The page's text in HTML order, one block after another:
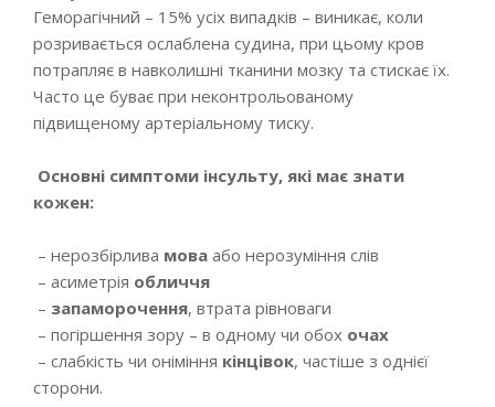
Геморагічний – 15% усіх випадків – виникає, коли
розривається ослаблена судина, при цьому кров
потрапляє в навколишні тканини мозку та стискає їх.
Часто це буває при неконтрольованому
підвищеному артеріальному тиску.
Основні симптоми інсульту, які має знати
кожен:
– нерозбірлива мова або нерозуміння слів
– асиметрія обличчя
– запаморочення, втрата рівноваги
– погіршення зору – в одному чи обох очах
– слабкість чи оніміння кінцівок, частіше з однієї
сторони.